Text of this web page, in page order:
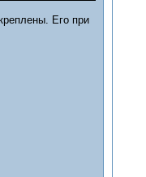
Его при